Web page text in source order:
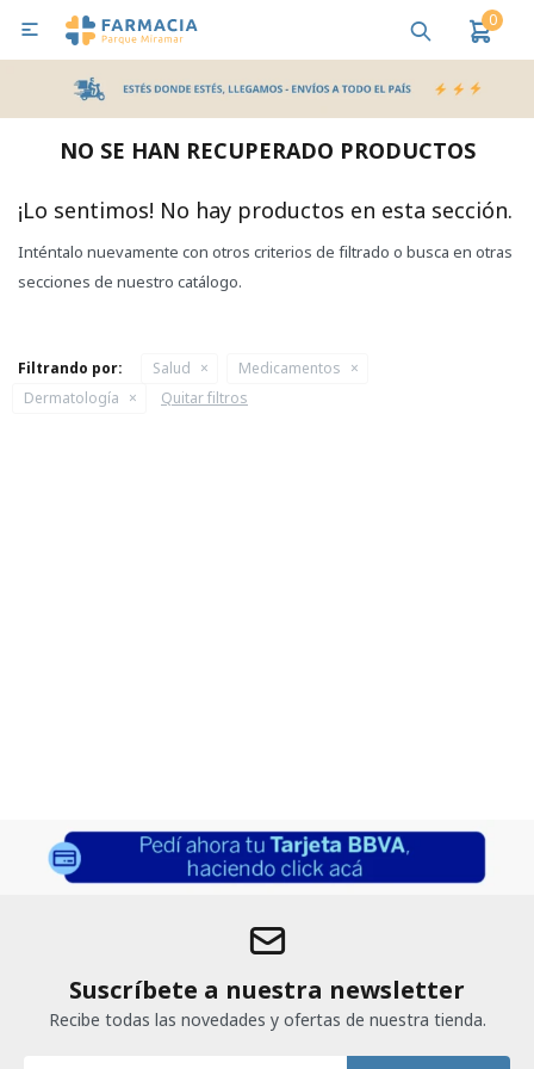
0

NO SE HAN RECUPERADO PRODUCTOS
¡Lo sentimos! No hay productos en esta sección.
Inténtalo nuevamente con otros criterios de filtrado o busca en otras
secciones de nuestro catálogo.
Filtrando por: Salud
Medicamentos
Dermatología
Quitar filtros
Suscríbete a nuestra newsletter
Recibe todas las novedades y ofertas de nuestra tienda.
MI CUENTA
Bebes y Maternidad Salud
Pañales y Toallitas
Lactancia y Nutrición
Higiene y Bienestar